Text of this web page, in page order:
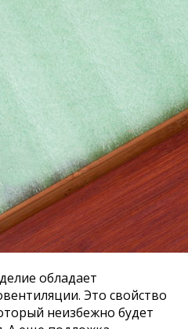
обладает
Это свойство
неизбежно будет